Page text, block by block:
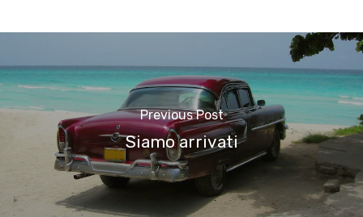
Previous Post
Siamo arrivati